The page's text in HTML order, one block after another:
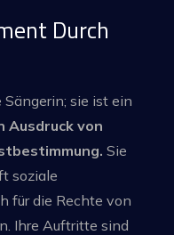
Durch
sie ist ein
Ausdruck von
Sie
soziale
für die Rechte von
Ihre Auftritte sind